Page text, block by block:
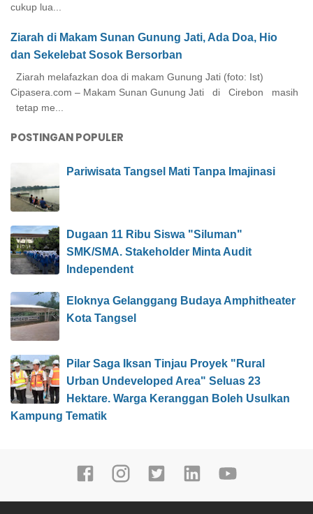
cukup lua...
Ziarah di Makam Sunan Gunung Jati, Ada Doa, Hio
dan Sekelebat Sosok Bersorban
Ziarah melafazkan doa di makam Gunung Jati (foto: Ist)
Cipasera.com – Makam Sunan Gunung Jati di Cirebon masih
tetap me...
POSTINGAN POPULER
Pariwisata Tangsel Mati Tanpa Imajinasi
Dugaan 11 Ribu Siswa "Siluman"
SMK/SMA. Stakeholder Minta Audit
Independent
Eloknya Gelanggang Budaya Amphitheater
Kota Tangsel
Pilar Saga Iksan Tinjau Proyek "Rural
Urban Undeveloped Area" Seluas 23
Hektare. Warga Keranggan Boleh Usulkan
Kampung Tematik